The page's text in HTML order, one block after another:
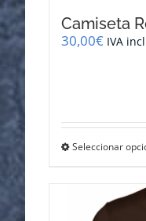
Camiseta
30,00€ IVA
Seleccionar